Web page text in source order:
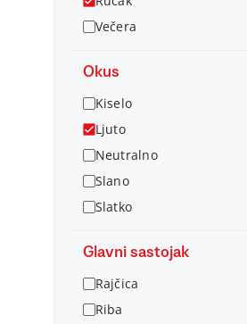
Večera
Okus
Kiselo
Ljuto
Neutralno
Slano
Slatko
Glavni sastojak
Rajčica
Riba